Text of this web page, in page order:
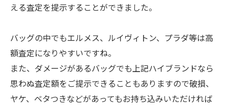
える査定を提示することができました。
バッグの中でもエルメス、ルイヴィトン、プラダ等は高
額査定になりやすいですね。
また、ダメージがあるバッグでも上記ハイブランドなら
思わぬ査定額をご提示できることもありますので破損、
ヤケ、ベタつきなどがあってもお持ち込みいただければ